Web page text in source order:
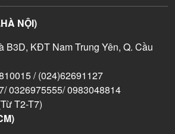
NỘI)
B3D, KĐT Nam Trung Yên, Q. Cầu
/ (024)62691127
0326975555/ 0983048814
T2-T7)